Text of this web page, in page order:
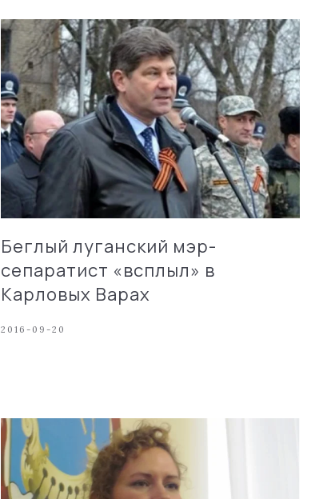
Беглый луганский мэр-
сепаратист «всплыл» в
Карловых Варах
2016-09-20